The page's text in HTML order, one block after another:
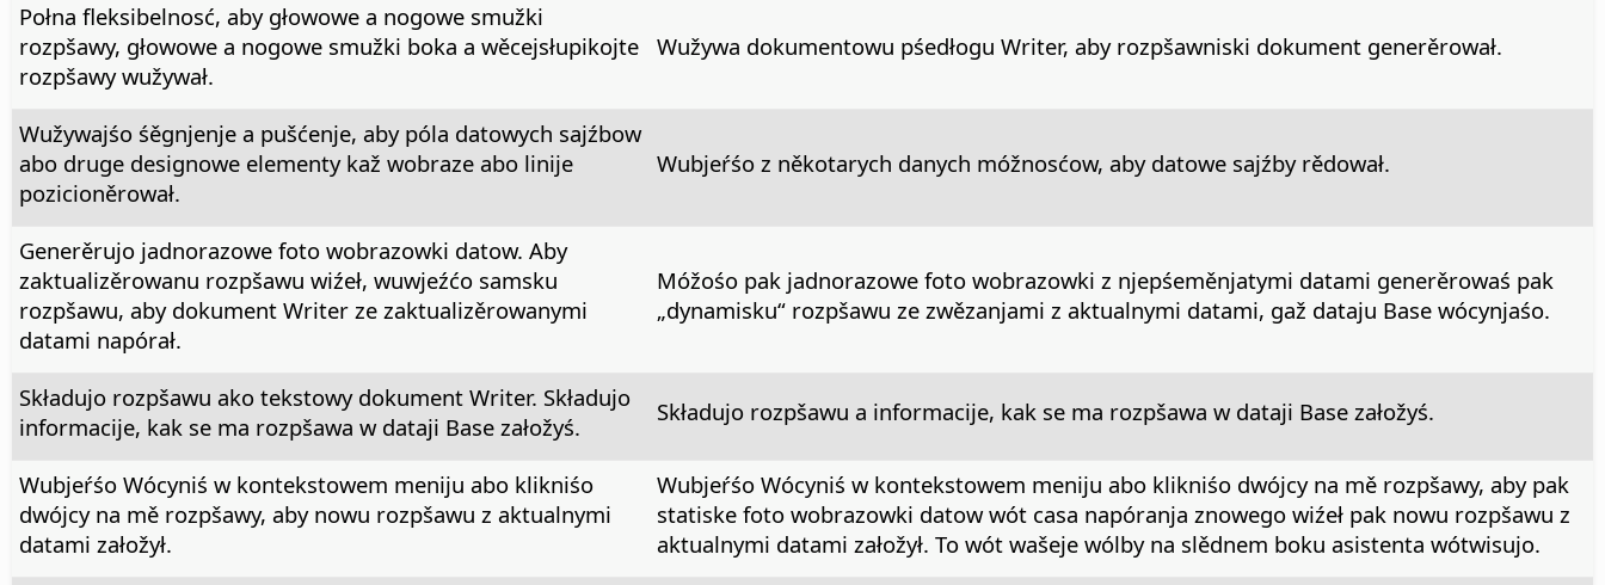
Połna fleksibelnosć, aby głowowe a nogowe smužki
rozpšawy, głowowe a nogowe smužki boka a wěcejsłupikojte
rozpšawy wužywał.
Wužywa dokumentowu pśedłogu Writer, aby rozpšawniski dokument generěrował.
Wužywajśo śěgnjenje a pušćenje, aby póla datowych sajźbow
abo druge designowe elementy kaž wobraze abo linije
pozicioněrował.
Wubjeŕśo z někotarych danych móžnosćow, aby datowe sajźby rědował.
Generěrujo jadnorazowe foto wobrazowki datow. Aby
zaktualizěrowanu rozpšawu wiźeł, wuwjeźćo samsku
rozpšawu, aby dokument Writer ze zaktualizěrowanymi
datami napórał.
Móžośo pak jadnorazowe foto wobrazowki z njepśeměnjatymi datami generěrowaś pak
„dynamisku“ rozpšawu ze zwězanjami z aktualnymi datami, gaž dataju Base wócynjaśo.
Składujo rozpšawu ako tekstowy dokument Writer. Składujo
informacije, kak se ma rozpšawa w dataji Base załožyś.
Składujo rozpšawu a informacije, kak se ma rozpšawa w dataji Base załožyś.
Wubjeŕśo Wócyniś w kontekstowem meniju abo klikniśo
dwójcy na mě rozpšawy, aby nowu rozpšawu z aktualnymi
datami załožył.
Wubjeŕśo Wócyniś w kontekstowem meniju abo klikniśo dwójcy na mě rozpšawy, aby pak
statiske foto wobrazowki datow wót casa napóranja znowego wiźeł pak nowu rozpšawu z
aktualnymi datami załožył. To wót wašeje wólby na slědnem boku asistenta wótwisujo.